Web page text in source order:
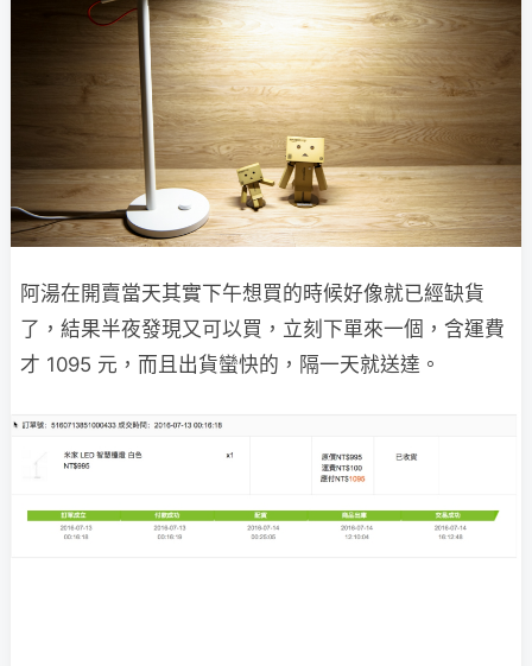
阿湯在開賣當天其實下午想買的時候好像就已經缺貨
了，結果半夜發現又可以買，立刻下單來一個，含運費
才 1095 元，而且出貨蠻快的，隔一天就送達。